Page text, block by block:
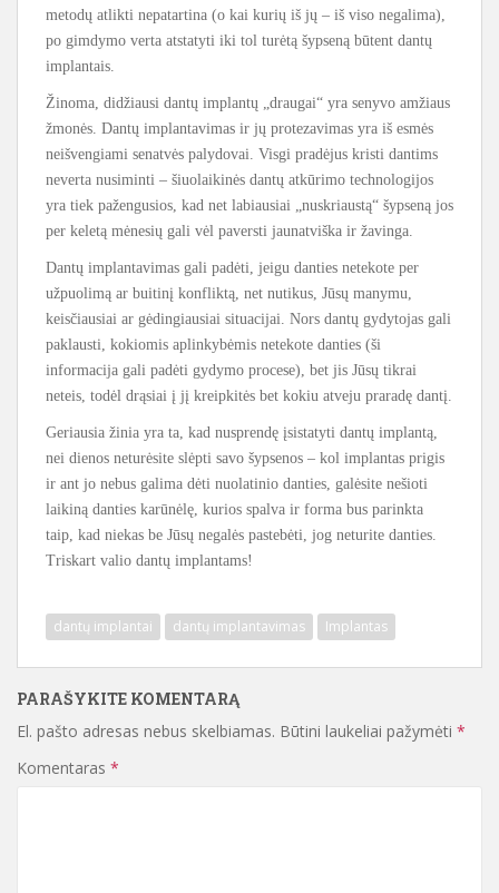
metodų atlikti nepatartina (o kai kurių iš jų – iš viso negalima),
po gimdymo verta atstatyti iki tol turėtą šypseną būtent dantų
implantais.
Žinoma, didžiausi dantų implantų „draugai“ yra senyvo amžiaus
žmonės. Dantų implantavimas ir jų protezavimas yra iš esmės
neišvengiami senatvės palydovai. Visgi pradėjus kristi dantims
neverta nusiminti – šiuolaikinės dantų atkūrimo technologijos
yra tiek pažengusios, kad net labiausiai „nuskriaustą“ šypseną jos
per keletą mėnesių gali vėl paversti jaunatviška ir žavinga.
Dantų implantavimas gali padėti, jeigu danties netekote per
užpuolimą ar buitinį konfliktą, net nutikus, Jūsų manymu,
keisčiausiai ar gėdingiausiai situacijai. Nors dantų gydytojas gali
paklausti, kokiomis aplinkybėmis netekote danties (ši
informacija gali padėti gydymo procese), bet jis Jūsų tikrai
neteis, todėl drąsiai į jį kreipkitės bet kokiu atveju praradę dantį.
Geriausia žinia yra ta, kad nusprendę įsistatyti dantų implantą,
nei dienos neturėsite slėpti savo šypsenos – kol implantas prigis
ir ant jo nebus galima dėti nuolatinio danties, galėsite nešioti
laikiną danties karūnėlę, kurios spalva ir forma bus parinkta
taip, kad niekas be Jūsų negalės pastebėti, jog neturite danties.
Triskart valio dantų implantams!
dantų implantai dantų implantavimas Implantas
PARAŠYKITE KOMENTARĄ
El. pašto adresas nebus skelbiamas. Būtini laukeliai pažymėti *
Komentaras *